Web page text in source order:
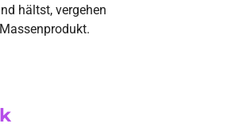
hältst, vergehen